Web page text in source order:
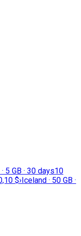
5 GB · 30 days10
$›Iceland · 50 GB ·